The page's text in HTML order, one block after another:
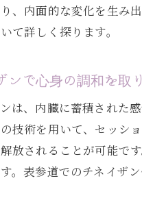
、内面的な変化を生み
て詳しく探ります。
ンで心身の調和を取
は、内臓に蓄積された
技術を用いて、セッシ
放されることが可能で
。表参道でのチネイザ